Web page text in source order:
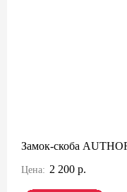
Замок-скоба
Цена: 2 200 р.